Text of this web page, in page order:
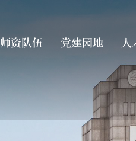
师资队伍 党建园地 人